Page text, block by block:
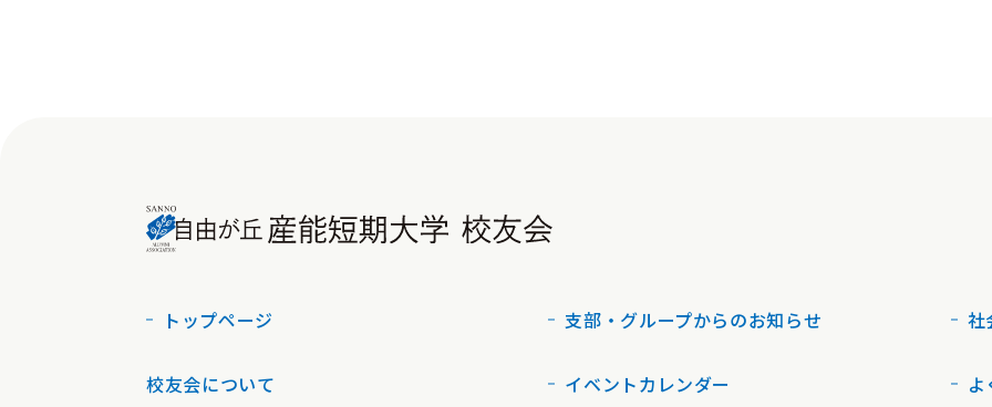
トップページ
校友会について
支部・グループからのお知らせ
イベントカレンダー
社